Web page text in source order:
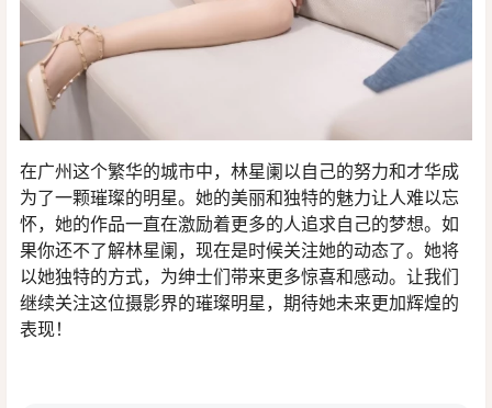
在广州这个繁华的城市中，林星阑以自己的努力和才华成
为了一颗璀璨的明星。她的美丽和独特的魅力让人难以忘
怀，她的作品一直在激励着更多的人追求自己的梦想。如
果你还不了解林星阑，现在是时候关注她的动态了。她将
以她独特的方式，为绅士们带来更多惊喜和感动。让我们
继续关注这位摄影界的璀璨明星，期待她未来更加辉煌的
表现！